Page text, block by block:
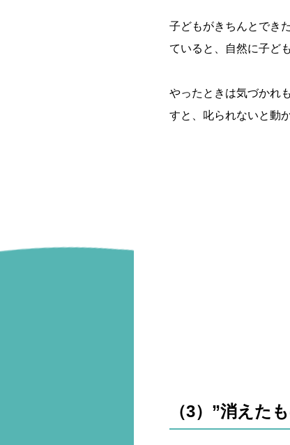
子どもがきちんとでき
ていると、自然に子ど
やったときは気づかれ
すと、叱られないと動
（3）”消えた